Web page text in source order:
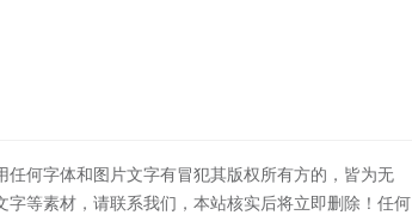
何字体和图片文字有冒犯其版权所有方的，皆为无
等素材，请联系我们，本站核实后将立即删除！任何